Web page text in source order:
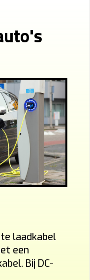
laadkabel
een
Bij DC-